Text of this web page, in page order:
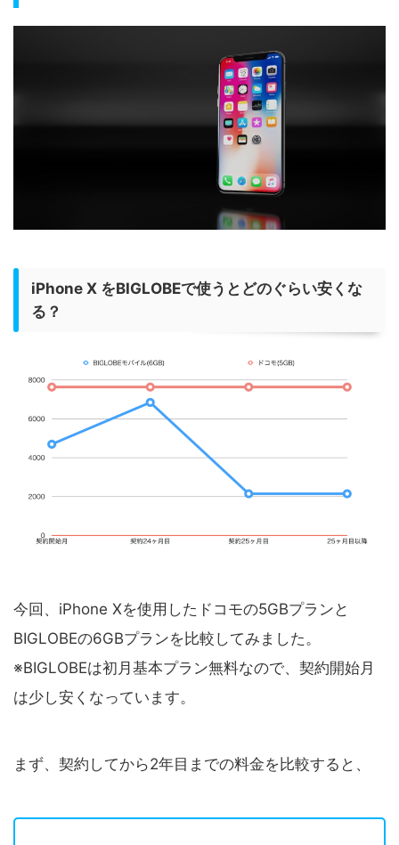
iPhone X をBIGLOBEで使うとどのぐらい安くな
る？
今回、iPhone Xを使用したドコモの5GBプランと
BIGLOBEの6GBプランを比較してみました。
※BIGLOBEは初月基本プラン無料なので、契約開始月
は少し安くなっています。
まず、契約してから2年目までの料金を比較すると、